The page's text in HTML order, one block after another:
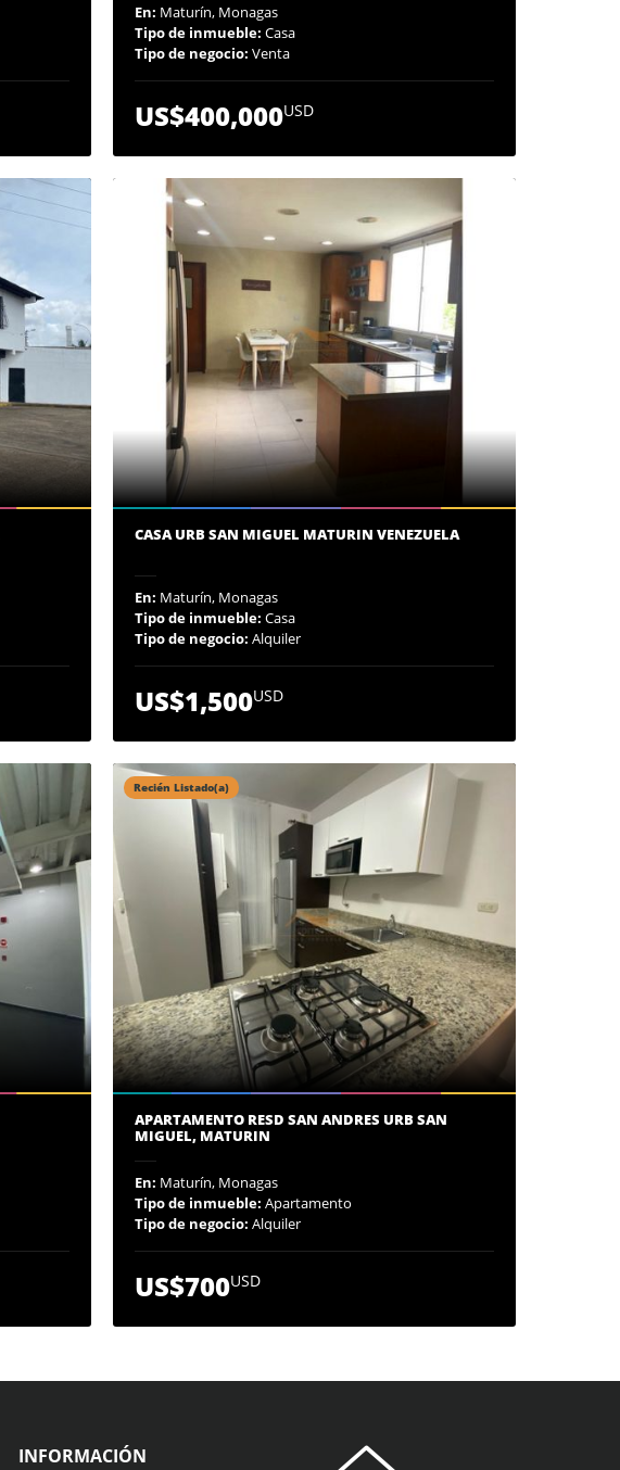
En: Maturín, Monagas
Tipo de inmueble: Casa
Tipo de negocio: Venta
US$400,000USD
CASA URB SAN MIGUEL MATURIN VENEZUELA
En: Maturín, Monagas
Tipo de inmueble: Casa
Tipo de negocio: Alquiler
US$1,500USD
Recién Listado(a)
APARTAMENTO RESD SAN ANDRES URB SAN
MIGUEL, MATURIN
En: Maturín, Monagas
Tipo de inmueble: Apartamento
Tipo de negocio: Alquiler
US$700USD
INFORMACIÓN